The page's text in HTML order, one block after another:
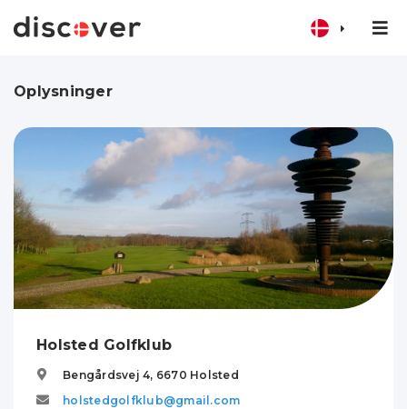
Oplysninger
Holsted Golfklub
Bengårdsvej 4, 6670 Holsted
holstedgolfklub@gmail.com